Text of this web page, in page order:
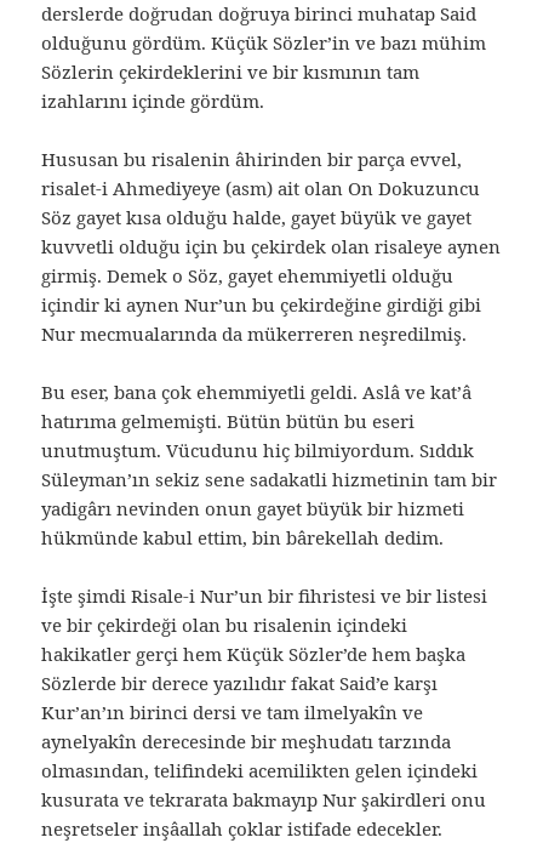
derslerde doğrudan doğruya birinci muhatap Said
olduğunu gördüm. Küçük Sözler’in ve bazı mühim
Sözlerin çekirdeklerini ve bir kısmının tam
izahlarını içinde gördüm.
Hususan bu risalenin âhirinden bir parça evvel,
risalet-i Ahmediyeye (asm) ait olan On Dokuzuncu
Söz gayet kısa olduğu halde, gayet büyük ve gayet
kuvvetli olduğu için bu çekirdek olan risaleye aynen
girmiş. Demek o Söz, gayet ehemmiyetli olduğu
içindir ki aynen Nur’un bu çekirdeğine girdiği gibi
Nur mecmualarında da mükerreren neşredilmiş.
Bu eser, bana çok ehemmiyetli geldi. Aslâ ve kat’â
hatırıma gelmemişti. Bütün bütün bu eseri
unutmuştum. Vücudunu hiç bilmiyordum. Sıddık
Süleyman’ın sekiz sene sadakatli hizmetinin tam bir
yadigârı nevinden onun gayet büyük bir hizmeti
hükmünde kabul ettim, bin bârekellah dedim.
İşte şimdi Risale-i Nur’un bir fihristesi ve bir listesi
ve bir çekirdeği olan bu risalenin içindeki
hakikatler gerçi hem Küçük Sözler’de hem başka
Sözlerde bir derece yazılıdır fakat Said’e karşı
Kur’an’ın birinci dersi ve tam ilmelyakîn ve
aynelyakîn derecesinde bir meşhudatı tarzında
olmasından, telifindeki acemilikten gelen içindeki
kusurata ve tekrarata bakmayıp Nur şakirdleri onu
neşretseler inşâallah çoklar istifade edecekler.